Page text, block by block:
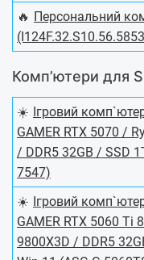
🔥 Персональний
Комп’ютери для
☀️ Ігровий
GAMER RTX 5070 /
/ DDR5 32GB / SSD
7547)
☀️ Ігровий
GAMER RTX 5060 Ti
9800X3D / DDR5